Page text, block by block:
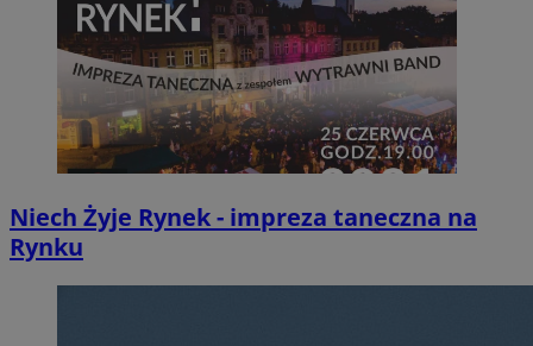
Niech Żyje Rynek - impreza taneczna na
Rynku